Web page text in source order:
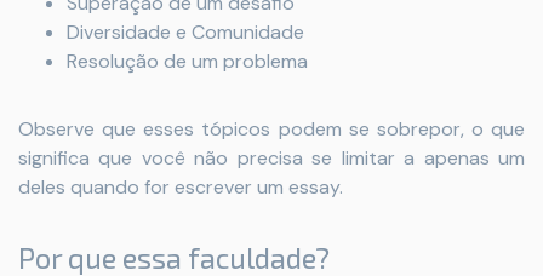
Diversidade e Comunidade
Resolução de um problema
Observe que esses tópicos podem se sobrepor, o que
significa que você não precisa se limitar a apenas um
deles quando for escrever um essay.
Por que essa faculdade?